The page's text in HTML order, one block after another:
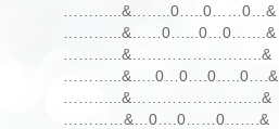
………...&……..0…..0……0…&
………...&……0…...0…0…….&
………...&……………………..&
………...&…..0…0….0…..0….&
………...&……………………..&
…………&…0….0……0…….&